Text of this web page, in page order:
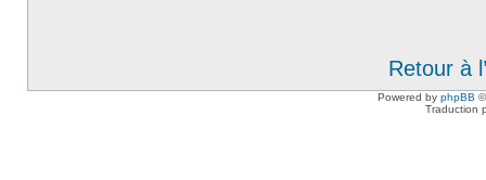
Retour à
Powered by phpBB
Traduction